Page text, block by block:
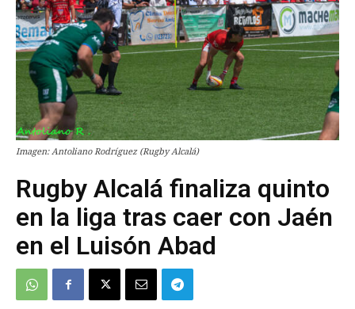
Imagen: Antoliano Rodríguez (Rugby Alcalá)
Rugby Alcalá finaliza quinto
en la liga tras caer con Jaén
en el Luisón Abad